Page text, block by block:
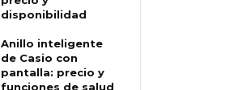
disponibilidad
Anillo inteligente
de Casio con
pantalla: precio y
funciones de salud